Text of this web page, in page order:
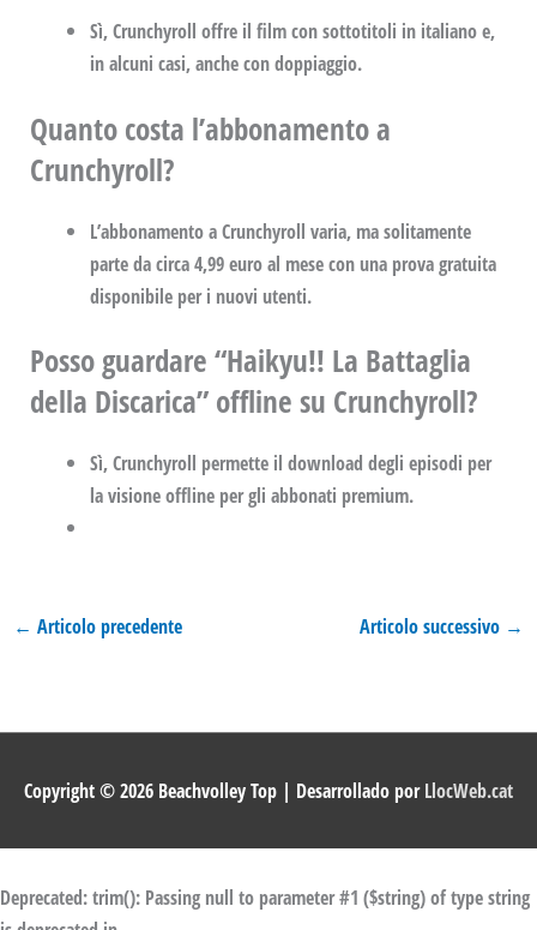
Sì, Crunchyroll offre il film con sottotitoli in italiano e,
in alcuni casi, anche con doppiaggio.
Quanto costa l’abbonamento a
Crunchyroll?
L’abbonamento a Crunchyroll varia, ma solitamente
parte da circa 4,99 euro al mese con una prova gratuita
disponibile per i nuovi utenti.
Posso guardare “Haikyu!! La Battaglia
della Discarica” offline su Crunchyroll?
Sì, Crunchyroll permette il download degli episodi per
la visione offline per gli abbonati premium.
← Articolo precedente Articolo successivo →
Copyright © 2026 Beachvolley Top | Desarrollado porLlocWeb.cat
Deprecated: trim(): Passing null to parameter #1 ($string) of type string